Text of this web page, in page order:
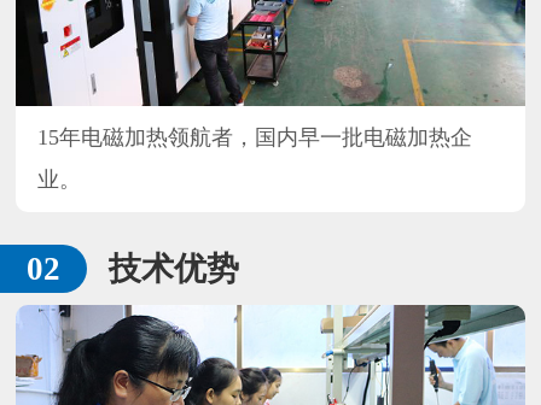
15年电磁加热领航者，国内早一批电磁加热企
业。
技术优势